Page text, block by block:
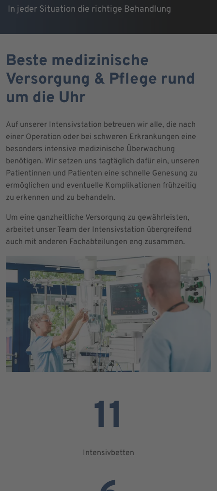
In jeder Situation die richtige Behandlung
Beste medizinische
Versorgung & Pflege rund
um die Uhr
Auf unserer Intensivstation betreuen wir alle, die nach
einer Operation oder bei schweren Erkrankungen eine
besonders intensive medizinische Überwachung
benötigen. Wir setzen uns tagtäglich dafür ein, unseren
Patientinnen und Patienten eine schnelle Genesung zu
ermöglichen und eventuelle Komplikationen frühzeitig
zu erkennen und zu behandeln.
Um eine ganzheitliche Versorgung zu gewährleisten,
arbeitet unser Team der Intensivstation übergreifend
auch mit anderen Fachabteilungen eng zusammen.
11
Intensivbetten